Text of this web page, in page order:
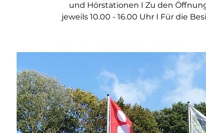
und Hörstationen I Zu den
jeweils 10.00 - 16.00 Uhr I Für die